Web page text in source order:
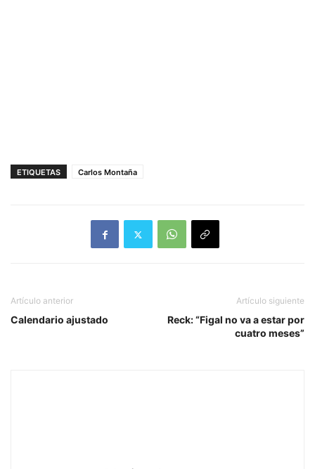
ETIQUETAS Carlos Montaña
Artículo anterior
Calendario ajustado
Artículo siguiente
Reck: “Figal no va a estar por
cuatro meses”